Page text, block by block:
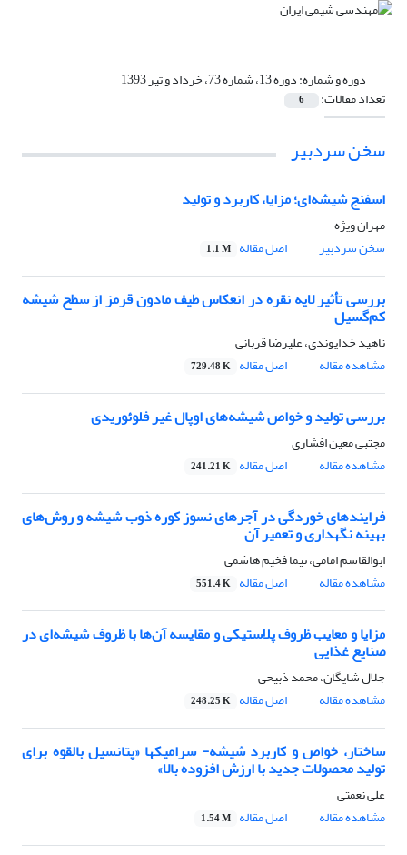
دوره و شماره:دوره 13، شماره 73، خرداد و تیر 1393
تعداد مقالات: 6
سخن سردبیر
اسفنج شیشه‌ای؛ مزایا، کاربرد و تولید
مهران ویژه
سخن سردبیر
اصل مقاله 1.1 M
بررسی تأثیر لایه نقره در انعکاس طیف مادون قرمز از سطح شیشه
کم‌گسیل
ناهید خدایوندی، علیرضا قربانی
مشاهده مقاله
اصل مقاله 729.48 K
بررسی تولید و خواص شیشه‌های اوپال غیر فلوئوریدی
مجتبی معین افشاری
مشاهده مقاله
اصل مقاله 241.21 K
فرایندهای خوردگی در آجرهای نسوز کوره ذوب شیشه و روش‌های
بهینه نگهداری و تعمیر آن
ابوالقاسم امامی، نیما فخیم هاشمی
مشاهده مقاله
اصل مقاله 551.4 K
مزایا و معایب ظروف پلاستیکی و مقایسه آن‌ها با ظروف شیشه‌ای در
صنایع غذایی
جلال شایگان، محمد ذبیحی
مشاهده مقاله
اصل مقاله 248.25 K
ساختار، خواص و کاربرد شیشه- سرامیکها «پتانسیل بالقوه برای
تولید محصولات جدید با ارزش افزوده بالا»
علی نعمتی
مشاهده مقاله
اصل مقاله 1.54 M